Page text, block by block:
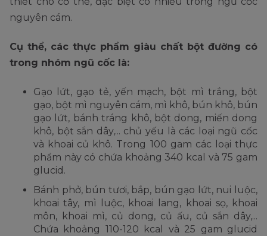
nguyên cám.
Cụ thể, các thực phẩm giàu chất bột đường có
trong nhóm ngũ cốc là:
Gạo lứt, gạo tẻ, yến mạch, bột mì trắng, bột
gạo, bột mì nguyên cám, mì khô, bún khô, bún
gạo lứt, bánh tráng khô, bột dong, miến dong
khô, bột sắn dây,... chủ yếu là các loại ngũ cốc
và khoai củ khô. Trong 100 gam các loại thực
phẩm này có chứa khoảng 340 kcal và 75 gam
glucid.
Bánh phở, bún tươi, bắp, bún gạo lứt, nui luộc,
khoai tây, mì luộc, khoai lang, khoai sọ, khoai
môn, khoai mì, củ dong, củ ấu, củ sắn dây,...
Chứa khoảng 110-120 kcal và 25 gam glucid